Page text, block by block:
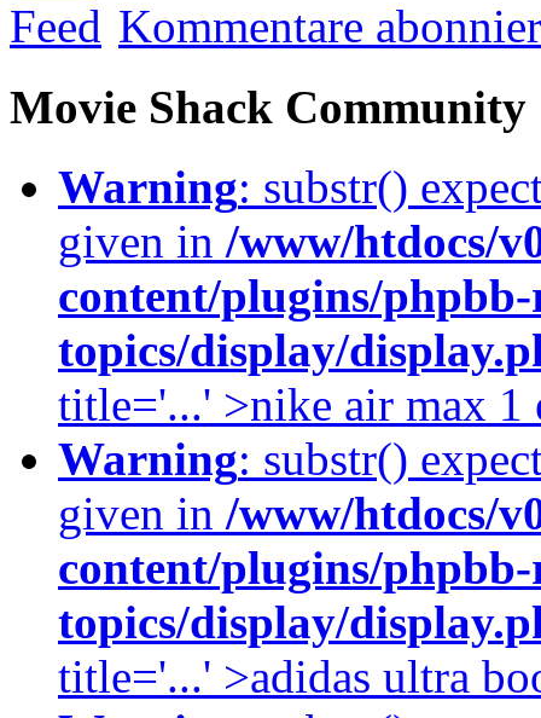
Kommentare
Movie Shack Community
Warning: substr()
given in /www/htdocs/
content/plugins/phpbb-
topics/display/
title='...' >nike air max 1
Warning: substr()
given in /www/htdocs/
content/plugins/phpbb-
topics/display/
title='...' >adidas ultra